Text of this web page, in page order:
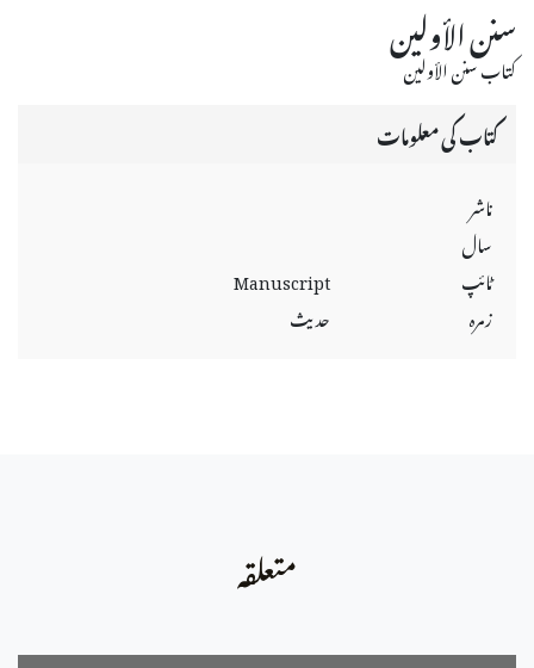
سنن الأولين
كتاب سنن الأولين
کتاب کی معلومات
ناشر
سال
ٹائپ
Manuscript
زمرہ
حديث
متعلقہ